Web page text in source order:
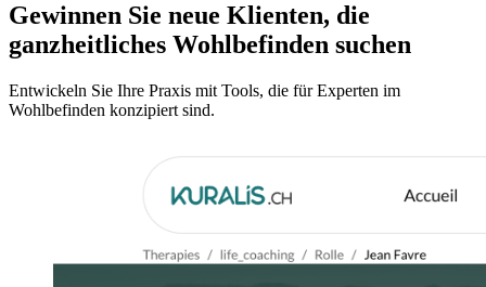
Gewinnen Sie neue Klienten, die
ganzheitliches Wohlbefinden suchen
Entwickeln Sie Ihre Praxis mit Tools, die für Experten im
Wohlbefinden konzipiert sind.